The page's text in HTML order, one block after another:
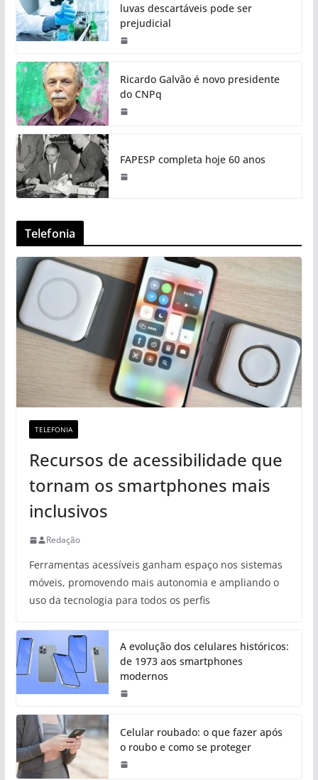
luvas descartáveis pode ser
prejudicial
Ricardo Galvão é novo presidente
do CNPq
FAPESP completa hoje 60 anos
Telefonia
TELEFONIA
Recursos de acessibilidade que
tornam os smartphones mais
inclusivos
Redação
Ferramentas acessíveis ganham espaço nos sistemas
móveis, promovendo mais autonomia e ampliando o
uso da tecnologia para todos os perfis
A evolução dos celulares históricos:
de 1973 aos smartphones
modernos
Celular roubado: o que fazer após
o roubo e como se proteger